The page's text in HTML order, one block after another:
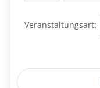
Veranstaltungsart: